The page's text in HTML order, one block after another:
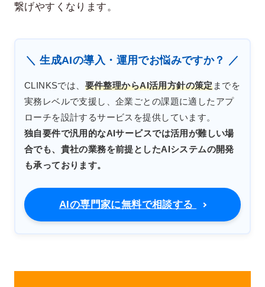
繋げやすくなります。
＼ 生成AIの導入・運用でお悩みですか？ ／
CLINKSでは、 要件整理からAI活用方針の策定までを
実務レベルで支援し、企業ごとの課題に適したアプ
ローチを設計するサービスを提供しています。
独自要件で汎用的なAIサービスでは活用が難しい場
合でも、貴社の業務を前提としたAIシステムの開発
も承っております。
AIの専門家に無料で相談する